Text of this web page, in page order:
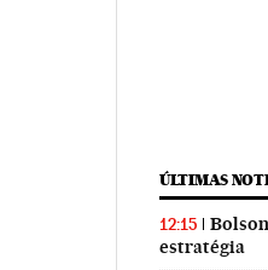
ÚLTIMAS
12:15
estratégia